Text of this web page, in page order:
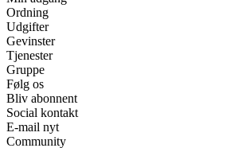
Ordning
Udgifter
Gevinster
Tjenester
Gruppe
Følg os
Bliv abonnent
Social kontakt
E-mail nyt
Community